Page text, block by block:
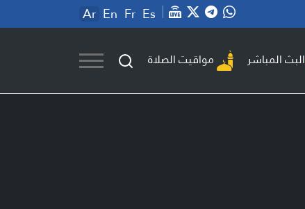
Ar En Fr Es
البث المباشر مواقيت الصلاة